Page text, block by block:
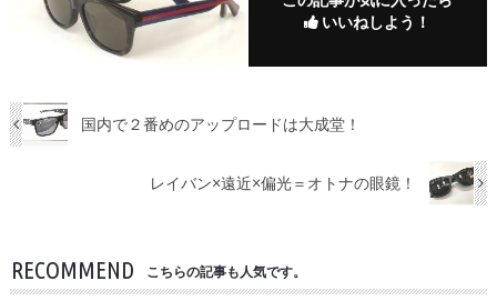
いいねしよう！
国内で２番めのアップロードは大成堂！
レイバン×遠近×偏光＝オトナの眼鏡！
RECOMMEND こちらの記事も人気です。